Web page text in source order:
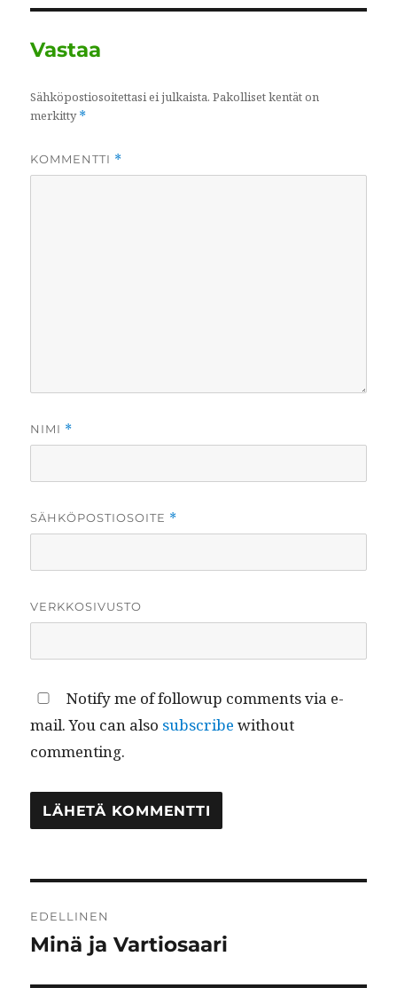
Vastaa
Sähköpostiosoitettasi ei julkaista. Pakolliset kentät on
merkitty*
KOMMENTTI *
NIMI *
SÄHKÖPOSTIOSOITE *
VERKKOSIVUSTO
Notify me of followup comments via e-
mail. You can also subscribe without
commenting.
selaus
EDELLINEN
Edellinen
Minä ja Vartiosaari